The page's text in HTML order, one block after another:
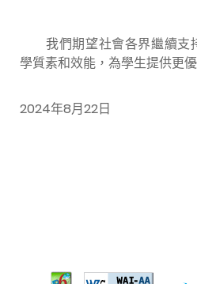
我們期望社會各界繼續支
學質素和效能，為學生提供更
2024年8月22日